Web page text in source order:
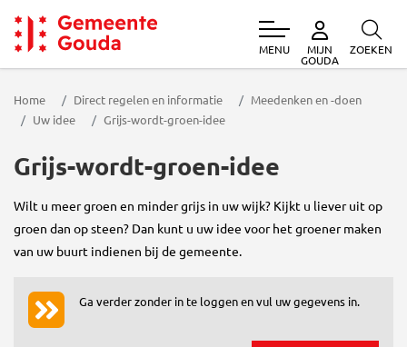
Gemeente Gouda
MENU MIJN
GOUDA
ZOEKEN
Home Direct regelen en informatie
Meedenken en -doen
Uw idee
Grijs-wordt-groen-idee
Grijs-wordt-groen-idee
Wilt u meer groen en minder grijs in uw wijk? Kijkt u liever uit op
groen dan op steen? Dan kunt u uw idee voor het groener maken
van uw buurt indienen bij de gemeente.
Ga verder zonder in te loggen en vul uw gegevens in.